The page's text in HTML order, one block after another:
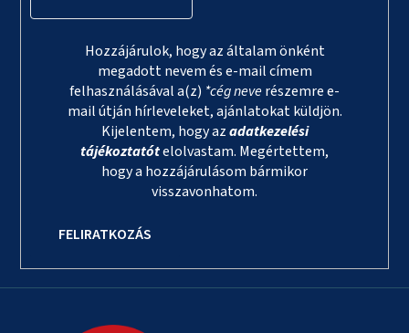
Hozzájárulok, hogy az általam önként
megadott nevem és e-mail címem
felhasználásával a(z) *cég neverészemre e-
mail útján hírleveleket, ajánlatokat küldjön.
Kijelentem, hogy azadatkezelési
tájékoztatótelolvastam. Megértettem,
hogy a hozzájárulásom bármikor
visszavonhatom.
FELIRATKOZÁS